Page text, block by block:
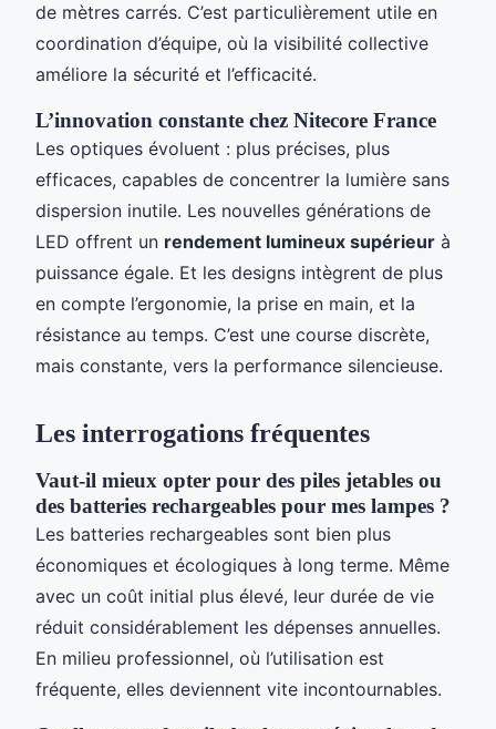
de mètres carrés. C’est particulièrement utile en
coordination d’équipe, où la visibilité collective
améliore la sécurité et l’efficacité.
L’innovation constante chez Nitecore France
Les optiques évoluent : plus précises, plus
efficaces, capables de concentrer la lumière sans
dispersion inutile. Les nouvelles générations de
LED offrent un rendement lumineux supérieur à
puissance égale. Et les designs intègrent de plus
en compte l’ergonomie, la prise en main, et la
résistance au temps. C’est une course discrète,
mais constante, vers la performance silencieuse.
Les interrogations fréquentes
Vaut-il mieux opter pour des piles jetables ou
des batteries rechargeables pour mes lampes ?
Les batteries rechargeables sont bien plus
économiques et écologiques à long terme. Même
avec un coût initial plus élevé, leur durée de vie
réduit considérablement les dépenses annuelles.
En milieu professionnel, où l’utilisation est
fréquente, elles deviennent vite incontournables.